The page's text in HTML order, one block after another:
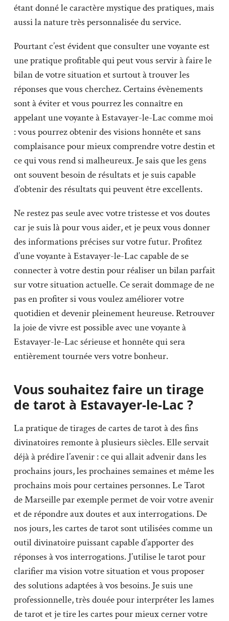
étant donné le caractère mystique des pratiques, mais
aussi la nature très personnalisée du service.
Pourtant c’est évident que consulter une voyante est
une pratique profitable qui peut vous servir à faire le
bilan de votre situation et surtout à trouver les
réponses que vous cherchez. Certains évènements
sont à éviter et vous pourrez les connaître en
appelant une voyante à Estavayer-le-Lac comme moi
: vous pourrez obtenir des visions honnête et sans
complaisance pour mieux comprendre votre destin et
ce qui vous rend si malheureux. Je sais que les gens
ont souvent besoin de résultats et je suis capable
d’obtenir des résultats qui peuvent être excellents.
Ne restez pas seule avec votre tristesse et vos doutes
car je suis là pour vous aider, et je peux vous donner
des informations précises sur votre futur. Profitez
d’une voyante à Estavayer-le-Lac capable de se
connecter à votre destin pour réaliser un bilan parfait
sur votre situation actuelle. Ce serait dommage de ne
pas en profiter si vous voulez améliorer votre
quotidien et devenir pleinement heureuse. Retrouver
la joie de vivre est possible avec une voyante à
Estavayer-le-Lac sérieuse et honnête qui sera
entièrement tournée vers votre bonheur.
Vous souhaitez faire un tirage
de tarot à Estavayer-le-Lac ?
La pratique de tirages de cartes de tarot à des fins
divinatoires remonte à plusieurs siècles. Elle servait
déjà à prédire l’avenir : ce qui allait advenir dans les
prochains jours, les prochaines semaines et même les
prochains mois pour certaines personnes. Le Tarot
de Marseille par exemple permet de voir votre avenir
et de répondre aux doutes et aux interrogations. De
nos jours, les cartes de tarot sont utilisées comme un
outil divinatoire puissant capable d’apporter des
réponses à vos interrogations. J’utilise le tarot pour
clarifier ma vision votre situation et vous proposer
des solutions adaptées à vos besoins. Je suis une
professionnelle, très douée pour interpréter les lames
de tarot et je tire les cartes pour mieux cerner votre